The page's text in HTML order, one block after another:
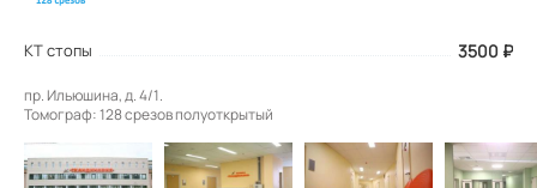
КТ стопы 3500 ₽
пр. Ильюшина, д. 4/1.
Томограф: 128 срезов полуоткрытый